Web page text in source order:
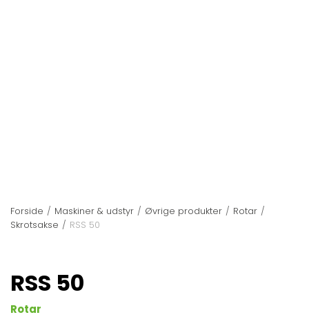
Forside / Maskiner & udstyr / Øvrige produkter / Rotar /
Skrotsakse / RSS 50
RSS 50
Rotar